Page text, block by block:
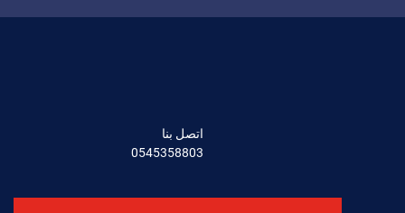
اتصل بنا
0545358803